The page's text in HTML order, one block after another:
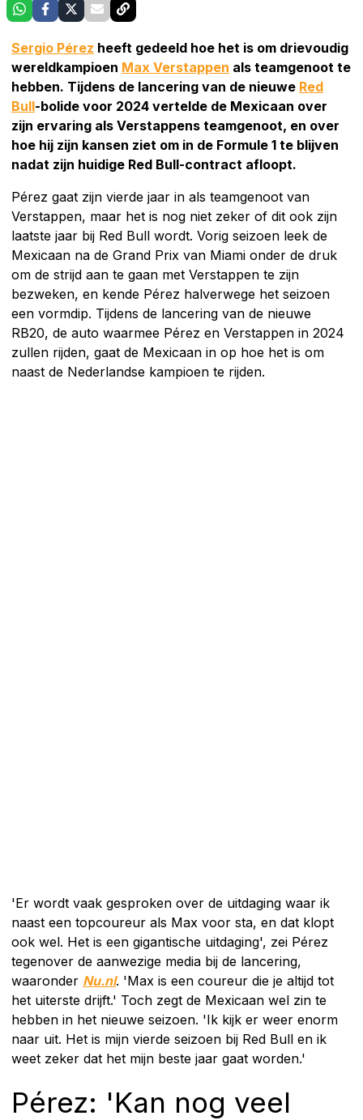
Sergio Pérez heeft gedeeld hoe het is om drievoudig
wereldkampioen Max Verstappen als teamgenoot te
hebben. Tijdens de lancering van de nieuwe Red
Bull-bolide voor 2024 vertelde de Mexicaan over
zijn ervaring als Verstappens teamgenoot, en over
hoe hij zijn kansen ziet om in de Formule 1 te blijven
nadat zijn huidige Red Bull-contract afloopt.
Pérez gaat zijn vierde jaar in als teamgenoot van
Verstappen, maar het is nog niet zeker of dit ook zijn
laatste jaar bij Red Bull wordt. Vorig seizoen leek de
Mexicaan na de Grand Prix van Miami onder de druk
om de strijd aan te gaan met Verstappen te zijn
bezweken, en kende Pérez halverwege het seizoen
een vormdip. Tijdens de lancering van de nieuwe
RB20, de auto waarmee Pérez en Verstappen in 2024
zullen rijden, gaat de Mexicaan in op hoe het is om
naast de Nederlandse kampioen te rijden.
'Er wordt vaak gesproken over de uitdaging waar ik
naast een topcoureur als Max voor sta, en dat klopt
ook wel. Het is een gigantische uitdaging', zei Pérez
tegenover de aanwezige media bij de lancering,
waaronder Nu.nl. 'Max is een coureur die je altijd tot
het uiterste drijft.' Toch zegt de Mexicaan wel zin te
hebben in het nieuwe seizoen. 'Ik kijk er weer enorm
naar uit. Het is mijn vierde seizoen bij Red Bull en ik
weet zeker dat het mijn beste jaar gaat worden.'
Pérez: 'Kan nog veel